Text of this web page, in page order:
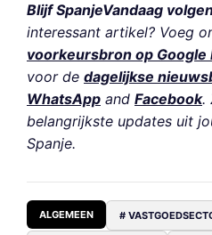
Blijf SpanjeVandaag
interessant artikel? Voeg
voorkeursbron op Google
voor de dagelijkse
WhatsApp and Facebook.
belangrijkste updates uit
Spanje.
ALGEMEEN #